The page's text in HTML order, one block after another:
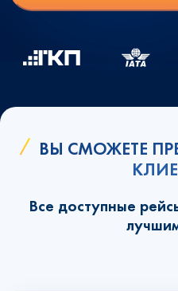
ВЫ СМОЖЕТЕ
Все доступные